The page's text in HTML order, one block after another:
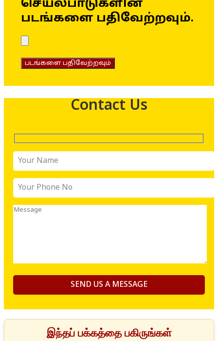
செயல்பாடுகளின்
படங்களை பதிவேற்றவும்.
படங்களை பதிவேற்றவும்
Contact Us
இந்தப் பக்கத்தை பகிருங்கள்